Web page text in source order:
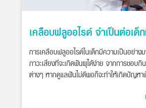
เคลือบฟลูออไรด์ จำเป็นต่อเด็
การเคลือบฟลูออไรด์ในเด็กมีความเป็นอย่าง
ภาวะเสี่ยงที่จะเกิดฟันผุได้ง่าย จากการชอบ
ต่างๆ หากดูแลฟันไม่ดีพอก็จะทำให้เกิดปัญห